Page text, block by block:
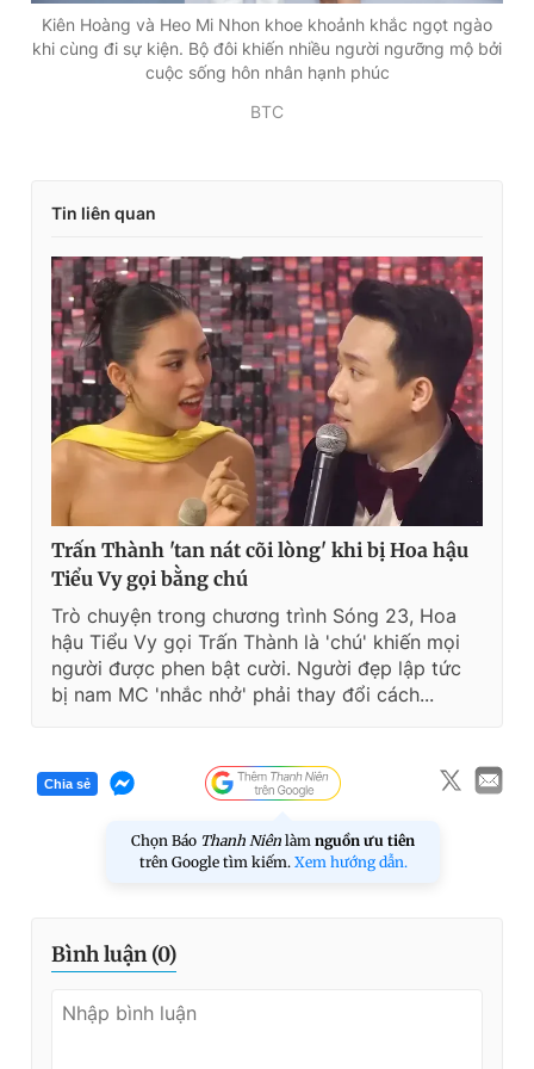
Kiên Hoàng và Heo Mi Nhon khoe khoảnh khắc ngọt ngào
khi cùng đi sự kiện. Bộ đôi khiến nhiều người ngưỡng mộ bởi
cuộc sống hôn nhân hạnh phúc
BTC
Tin liên quan
Trấn Thành 'tan nát cõi lòng' khi bị Hoa hậu
Tiểu Vy gọi bằng chú
Trò chuyện trong chương trình Sóng 23, Hoa
hậu Tiểu Vy gọi Trấn Thành là 'chú' khiến mọi
người được phen bật cười. Người đẹp lập tức
bị nam MC 'nhắc nhở' phải thay đổi cách...
Chia sẻ
Chọn Báo Thanh Niên làm nguồn ưu tiên
trên Google tìm kiếm. Xem hướng dẫn.
Bình luận (0)